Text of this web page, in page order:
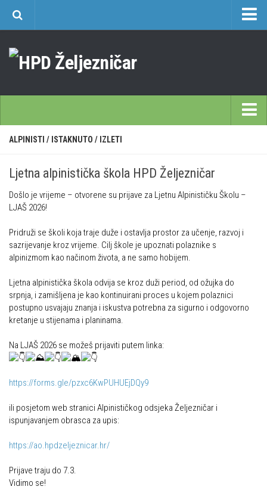
Učlanjenje
Kontakt
Plan izleta Sekcije društvenih izleta HPD Željezničar 2025
Novosti u SDI-u
Povijesti SDI
Gojzeki
Obiteljska
Plan izleta Obiteljske sekcije za 2026. godinu
Izleti
Izvješća s izleta Obiteljske sekcije
Pruži mi ruku – OSI
OSI Novosti
Izleti
Izvješća s izleta OSI
Visokogorci
Novosti SVP
Povijest SVP
Početna
Opća planinarska škola 9. 3. – 17. 5. 2026.
Često postavljana pitanja
Alpinistička škola
Speleološka škola HPD Željezničar
Obilaznice
Gojzerica
Špiljama Lijepe Naše
Hrvatske planinarske kuće
50 vrhova za 50 godina društva
Od vrha do vrha
Beži Jankec
Dragojlinom stazom na Okić
ALPINISTI / ISTAKNUTO / IZLETI
Ljetna alpinistička škola HPD Željezničar
Došlo je vrijeme – otvorene su prijave za Ljetnu Alpinističku Školu –
LJAŠ 2026!
Pridruži se školi koja traje duže i ostavlja prostor za učenje, razvoj i
sazrijevanje kroz vrijeme. Cilj škole je upoznati polaznike s
alpinizmom kao načinom života, a ne samo hobijem.
Ljetna alpinistička škola odvija se kroz duži period, od ožujka do
srpnja, i zamišljena je kao kontinuirani proces u kojem polaznici
postupno usvajaju znanja i iskustva potrebna za sigurno i odgovorno
kretanje u stijenama i planinama.
Na LJAŠ 2026 se možeš prijaviti putem linka:
https://forms.gle/pzxc6KwPUHUEjDQy9
ili posjetom web stranici Alpinističkog odsjeka Željezničar i
ispunjavanjem obrasca za upis:
https://ao.hpdzeljeznicar.hr/
Prijave traju do 7.3.
Vidimo se!